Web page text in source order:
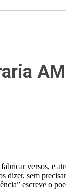
versos, e
dizer, sem
escreve o